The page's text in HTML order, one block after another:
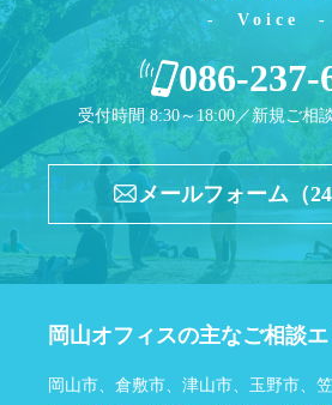
Voice
086-237-
受付時間 8:30～18:00／新規ご相
メールフォーム（
岡山オフィスの主なご相談
岡山市、倉敷市、津山市、玉野市、